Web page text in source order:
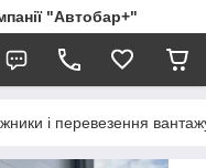
"Автобар+"
і перевезення